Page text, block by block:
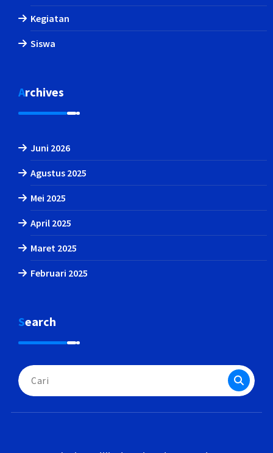
Kegiatan
Siswa
Archives
Juni 2026
Agustus 2025
Mei 2025
April 2025
Maret 2025
Februari 2025
Search
Pencarian
untuk: